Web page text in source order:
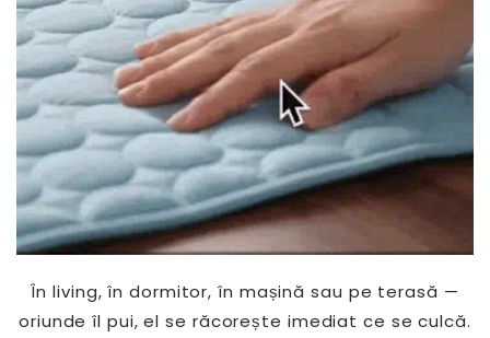
În living, în dormitor, în mașină sau pe terasă —
oriunde îl pui, el se răcorește imediat ce se culcă.